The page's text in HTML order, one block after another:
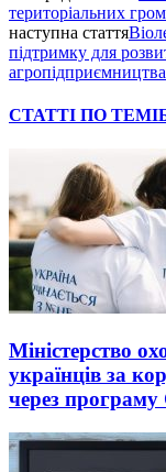
територіальних
наступна стаття
підтримку для
СТАТТІ ПО ТЕМІ
Міністерство
українців за
через